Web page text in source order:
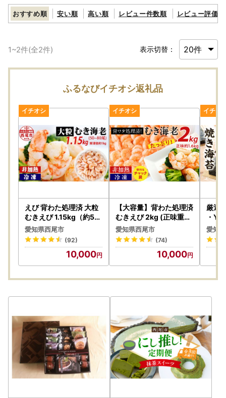
■ その他に関する問い合わせ
西尾市総合政策部秘書政策課
おすすめ順 安い順 高い順 レビュー件数順 レビュー評価順
1~2件(全2件) 表示切替：
ふるなびイチオシ返礼品
えび 背わた処理済 大粒
むきえび 1.15kg（約50
～80尾）・K171-10
愛知県西尾市
(92)
10,000
【大容量】背わた処理済
むきえび 2kg (正味重量
1.6kg) 1kg×2袋《配達
不可エリア：北海道・沖
縄・離島》・K234-10
愛知県西尾市
(74)
10,000
厳選
・
愛知